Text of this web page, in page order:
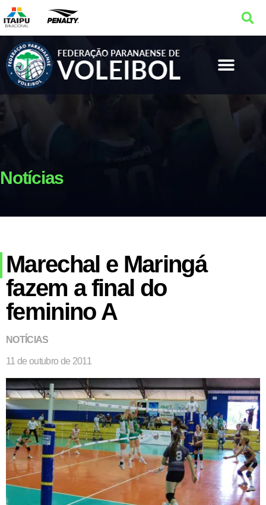
Notícias
Marechal e Maringá
fazem a final do
feminino A
NOTÍCIAS
11 de outubro de 2011